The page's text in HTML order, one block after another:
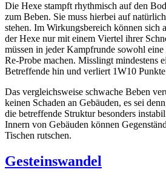
Die Hexe stampft rhythmisch auf den
zum Beben. Sie muss hierbei auf
stehen. Im Wirkungsbereich können sich
der Hexe nur mit einem Viertel ihrer
müssen in jeder Kampfrunde sowohl eine
Re-Probe machen. Misslingt mindestens
Betreffende hin und verliert 1W10
Das vergleichsweise schwache Beben
keinen Schaden an Gebäuden, es sei
die betreffende Struktur besonders
Innern von Gebäuden können
Tischen rutschen.
Gesteinswandel